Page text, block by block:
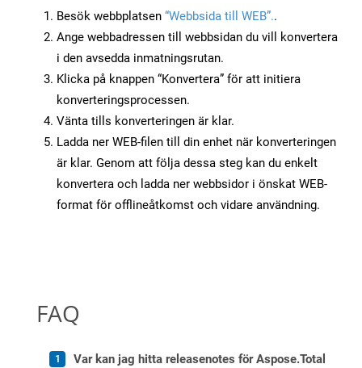
Besök webbplatsen “Webbsida till WEB”..
Ange webbadressen till webbsidan du vill konvertera
i den avsedda inmatningsrutan.
Klicka på knappen “Konvertera” för att initiera
konverteringsprocessen.
Vänta tills konverteringen är klar.
Ladda ner WEB-filen till din enhet när konverteringen
är klar. Genom att följa dessa steg kan du enkelt
konvertera och ladda ner webbsidor i önskat WEB-
format för offlineåtkomst och vidare användning.
FAQ
Var kan jag hitta releasenotes för Aspose.Total